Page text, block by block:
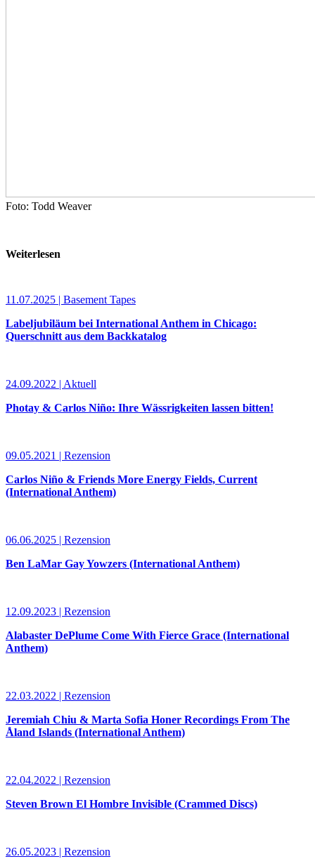
Foto: Todd Weaver
Weiterlesen
11.07.2025 | Basement Tapes
Labeljubiläum bei International Anthem in Chicago:
Querschnitt aus dem Backkatalog
24.09.2022 | Aktuell
Photay & Carlos Niño: Ihre Wässrigkeiten lassen bitten!
09.05.2021 | Rezension
Carlos Niño & Friends More Energy Fields, Current
(International Anthem)
06.06.2025 | Rezension
Ben LaMar Gay Yowzers (International Anthem)
12.09.2023 | Rezension
Alabaster DePlume Come With Fierce Grace (International
Anthem)
22.03.2022 | Rezension
Jeremiah Chiu & Marta Sofia Honer Recordings From The
Åland Islands (International Anthem)
22.04.2022 | Rezension
Steven Brown El Hombre Invisible (Crammed Discs)
26.05.2023 | Rezension